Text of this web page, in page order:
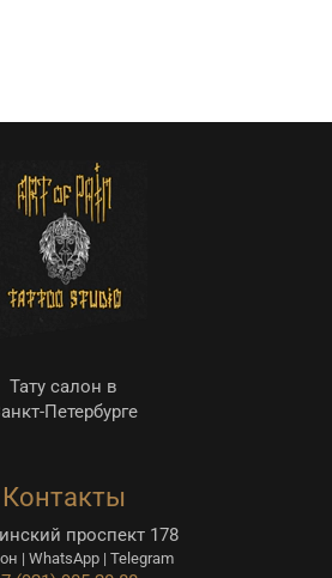
Тату салон в
Петербурге
Контакты
проспект 178
| WhatsApp | Telegram